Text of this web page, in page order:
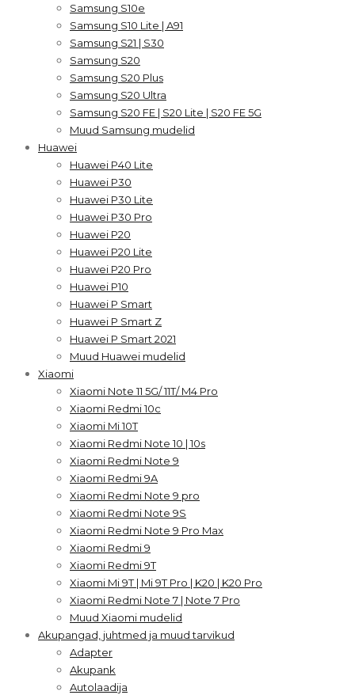
Samsung S10e
Samsung S10 Lite | A91
Samsung S21 | S30
Samsung S20
Samsung S20 Plus
Samsung S20 Ultra
Samsung S20 FE | S20 Lite | S20 FE 5G
Muud Samsung mudelid
Huawei
Huawei P40 Lite
Huawei P30
Huawei P30 Lite
Huawei P30 Pro
Huawei P20
Huawei P20 Lite
Huawei P20 Pro
Huawei P10
Huawei P Smart
Huawei P Smart Z
Huawei P Smart 2021
Muud Huawei mudelid
Xiaomi
Xiaomi Note 11 5G/ 11T/ M4 Pro
Xiaomi Redmi 10c
Xiaomi Mi 10T
Xiaomi Redmi Note 10 | 10s
Xiaomi Redmi Note 9
Xiaomi Redmi 9A
Xiaomi Redmi Note 9 pro
Xiaomi Redmi Note 9S
Xiaomi Redmi Note 9 Pro Max
Xiaomi Redmi 9
Xiaomi Redmi 9T
Xiaomi Mi 9T | Mi 9T Pro | K20 | K20 Pro
Xiaomi Redmi Note 7 | Note 7 Pro
Muud Xiaomi mudelid
Akupangad, juhtmed ja muud tarvikud
Adapter
Akupank
Autolaadija